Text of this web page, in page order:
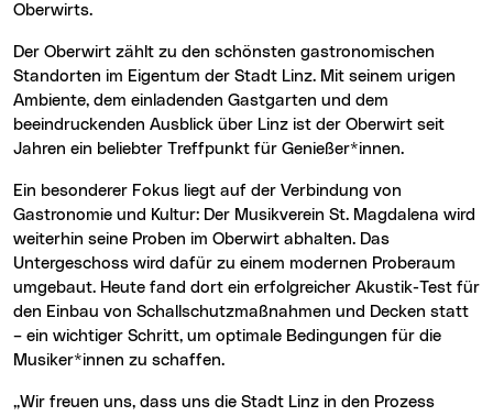
Oberwirts.
Der Oberwirt zählt zu den schönsten gastronomischen
Standorten im Eigentum der Stadt Linz. Mit seinem urigen
Ambiente, dem einladenden Gastgarten und dem
beeindruckenden Ausblick über Linz ist der Oberwirt seit
Jahren ein beliebter Treffpunkt für Genießer*innen.
Ein besonderer Fokus liegt auf der Verbindung von
Gastronomie und Kultur: Der Musikverein St. Magdalena wird
weiterhin seine Proben im Oberwirt abhalten. Das
Untergeschoss wird dafür zu einem modernen Proberaum
umgebaut. Heute fand dort ein erfolgreicher Akustik-Test für
den Einbau von Schallschutzmaßnahmen und Decken statt
– ein wichtiger Schritt, um optimale Bedingungen für die
Musiker*innen zu schaffen.
„Wir freuen uns, dass uns die Stadt Linz in den Prozess